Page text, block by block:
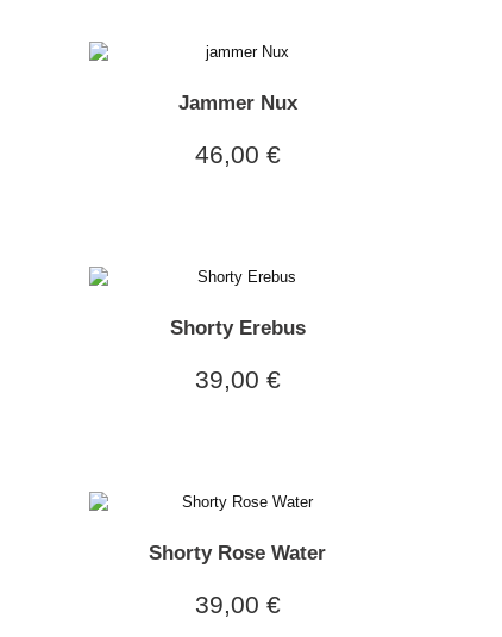
Jammer Nux
46,00 €
Shorty Erebus
39,00 €
Shorty Rose Water
39,00 €